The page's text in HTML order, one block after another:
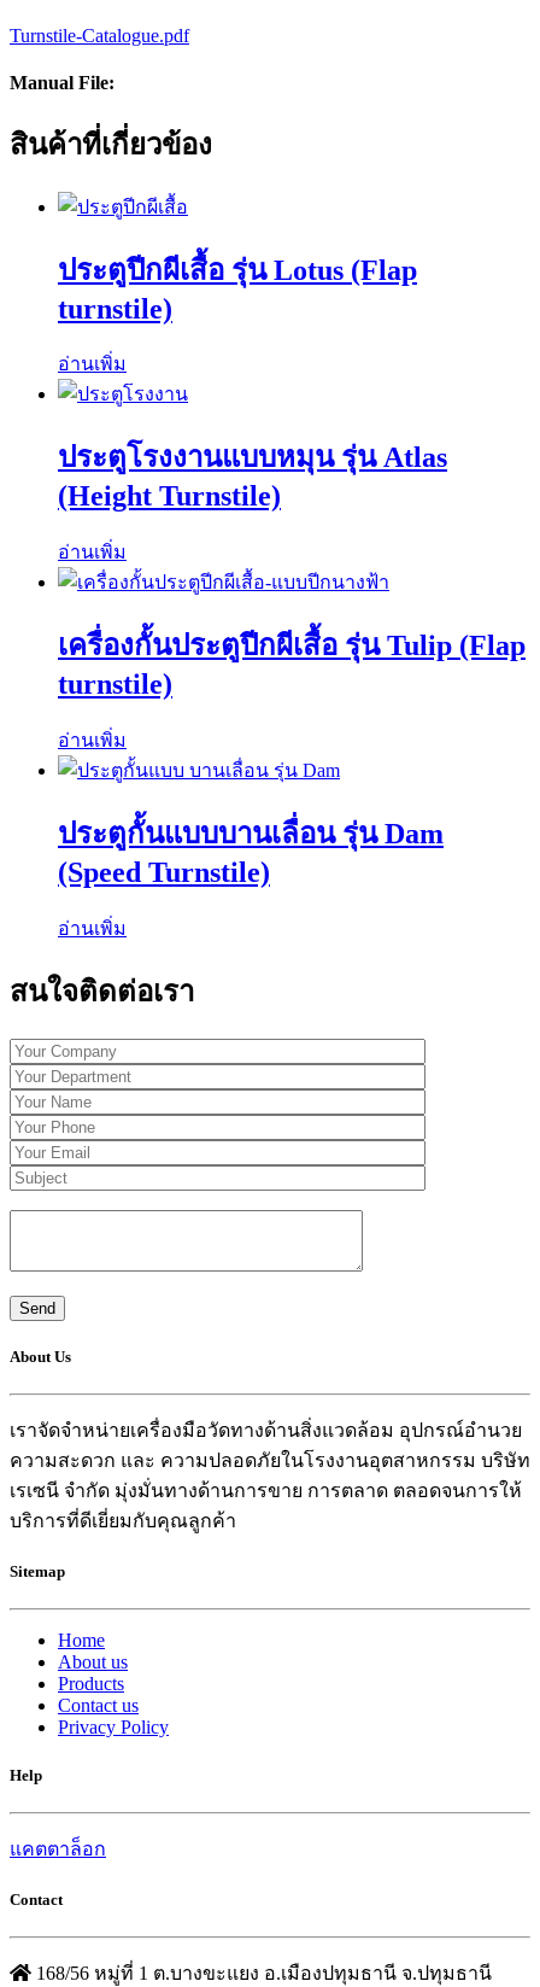
Turnstile-Catalogue.pdf
Manual File:
สินค้าที่เกี่ยวข้อง
ประตูปีกผีเสื้อ รุ่น Lotus (Flap
turnstile)
อ่านเพิ่ม
ประตูโรงงานแบบหมุน รุ่น Atlas
(Height Turnstile)
อ่านเพิ่ม
เครื่องกั้นประตูปีกผีเสื้อ รุ่น Tulip (Flap
turnstile)
อ่านเพิ่ม
ประตูกั้นแบบบานเลื่อน รุ่น Dam
(Speed Turnstile)
อ่านเพิ่ม
สนใจติดต่อเรา
About Us
เราจัดจำหน่ายเครื่องมือวัดทางด้านสิ่งแวดล้อม อุปกรณ์อำนวย
ความสะดวก และ ความปลอดภัยในโรงงานอุตสาหกรรม บริษัท
เรเซนี จำกัด มุ่งมั่นทางด้านการขาย การตลาด ตลอดจนการให้
บริการที่ดีเยี่ยมกับคุณลูกค้า
Sitemap
Home
About us
Products
Contact us
Privacy Policy
Help
แคตตาล็อก
Contact
168/56 หมู่ที่ 1 ต.บางขะแยง อ.เมืองปทุมธานี จ.ปทุมธานี